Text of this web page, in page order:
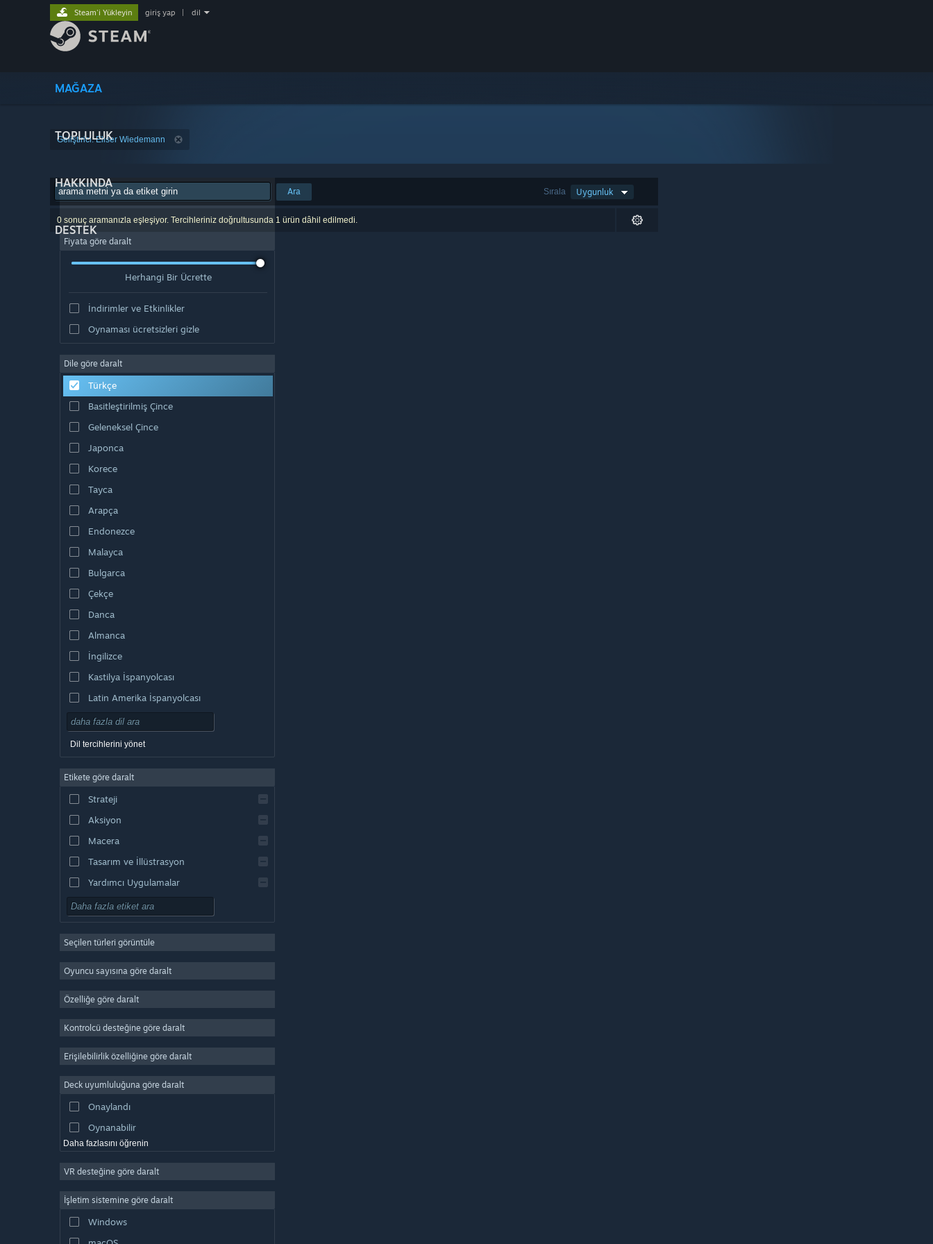
MAĞAZA
TOPLULUK
HAKKINDA
DESTEK
Steam'i Yükleyin giriş yap dil
Geliştirici: Eliser Wiedemann
Sırala Uygunluk
Ara
0 sonuç aramanızla eşleşiyor. Tercihleriniz doğrultusunda 1 ürün dâhil edilmedi.
Fiyata göre daralt
Herhangi Bir Ücrette
İndirimler ve Etkinlikler
Oynaması ücretsizleri gizle
Dile göre daralt
Türkçe
Basitleştirilmiş Çince
Geleneksel Çince
Japonca
Korece
Tayca
Arapça
Endonezce
Malayca
Bulgarca
Çekçe
Danca
Almanca
İngilizce
Kastilya İspanyolcası
Latin Amerika İspanyolcası
Dil tercihlerini yönet
Etikete göre daralt
Strateji
Aksiyon
Macera
Tasarım ve İllüstrasyon
Yardımcı Uygulamalar
Oynaması Ücretsiz
Devasa Çok Oyunculu
Basit Eğlence
Simülasyon
Video Prodüksiyonu
Fotoğraf Düzenleme
Seçilen türleri görüntüle
Oyuncu sayısına göre daralt
Özelliğe göre daralt
Kontrolcü desteğine göre daralt
Erişilebilirlik özelliğine göre daralt
Deck uyumluluğuna göre daralt
Onaylandı
Oynanabilir
Daha fazlasını öğrenin
VR desteğine göre daralt
İşletim sistemine göre daralt
Windows